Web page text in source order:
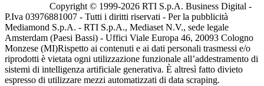
Copyright © 1999-2026 RTI S.p.A. Business Digital -
P.Iva 03976881007 - Tutti i diritti riservati - Per la pubblicità
Mediamond S.p.A. - RTI S.p.A., Mediaset N.V., sede legale
Amsterdam (Paesi Bassi) - Uffici Viale Europa 46, 20093 Cologno
Monzese (MI)Rispetto ai contenuti e ai dati personali trasmessi e/o
riprodotti è vietata ogni utilizzazione funzionale all’addestramento di
sistemi di intelligenza artificiale generativa. È altresì fatto divieto
espresso di utilizzare mezzi automatizzati di data scraping.